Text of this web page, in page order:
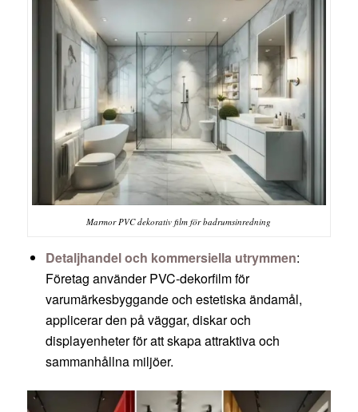
Marmor PVC dekorativ film för badrumsinredning
Detaljhandel och kommersiella utrymmen:
Företag använder PVC-dekorfilm för
varumärkesbyggande och estetiska ändamål,
applicerar den på väggar, diskar och
displayenheter för att skapa attraktiva och
sammanhållna miljöer.